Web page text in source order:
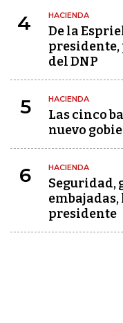
4 HACIENDA
De la
presidente,
del DNP
5 HACIENDA
Las cinco
nuevo
6 HACIENDA
Seguridad,
presidente